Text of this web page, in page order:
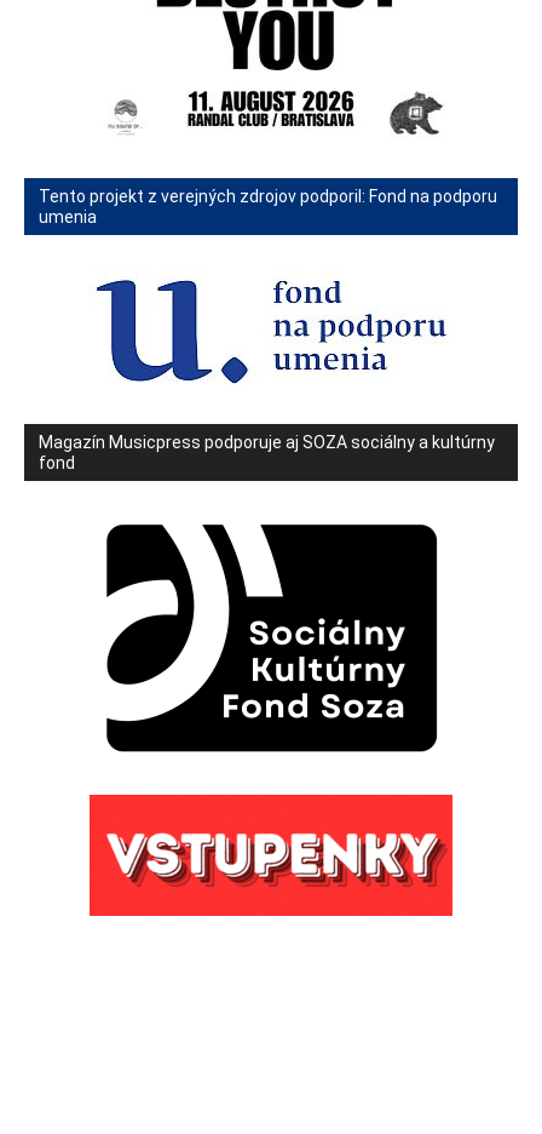
Tento projekt z verejných zdrojov podporil: Fond na podporu
umenia
Magazín Musicpress podporuje aj SOZA sociálny a kultúrny
fond